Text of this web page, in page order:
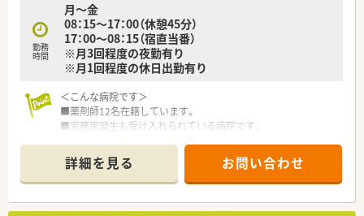
勤務
時間
月～金
08：15～17：00（休憩45分）
17：00～08：15（宿直当番）
※月3回程度の夜勤有り
※月1回程度の休日出勤有り
＜こんな病院です＞
■薬剤師12名在籍しています。
■実務実習生も受け入れられている病院です。
＜業務内容＞
■調剤、監査、病棟業務、混注業務、持参薬鑑別、DI業務、カンファ
レンス参加、委員会活動など
詳細を見る お問い合わせ